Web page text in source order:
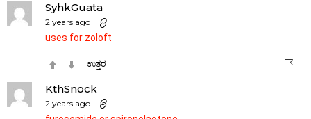
SyhkGuata
2 years ago
uses for zoloft
ಉತ್ತರ
KthSnock
2 years ago